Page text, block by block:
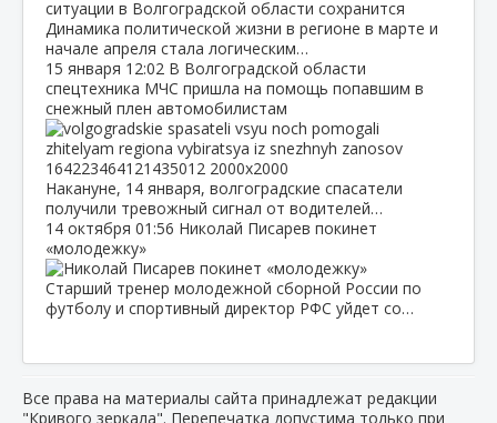
Динамика политической жизни в регионе в марте и
начале апреля стала логическим…
15 января 12:02 В Волгоградской области
спецтехника МЧС пришла на помощь попавшим в
снежный плен автомобилистам
Накануне, 14 января, волгоградские спасатели
получили тревожный сигнал от водителей…
14 октября 01:56 Николай Писарев покинет
«молодежку»
Старший тренер молодежной сборной России по
футболу и спортивный директор РФС уйдет со…
Все права на материалы сайта принадлежат редакции
"Кривого зеркала". Перепечатка допустима только при